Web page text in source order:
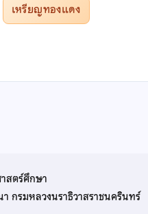
เหรียญทองแดง
สตร์ศึกษา
กรมหลวงนราธิวาสราชนครินทร์